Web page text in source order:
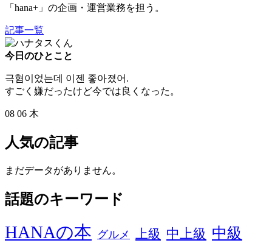
「hana+」の企画・運営業務を担う。
記事一覧
今日のひとこと
극혐이었는데 이젠 좋아졌어.
すごく嫌だったけど今では良くなった。
08 06 木
人気の記事
まだデータがありません。
話題のキーワード
HANAの本 グルメ 上級 中上級 中級